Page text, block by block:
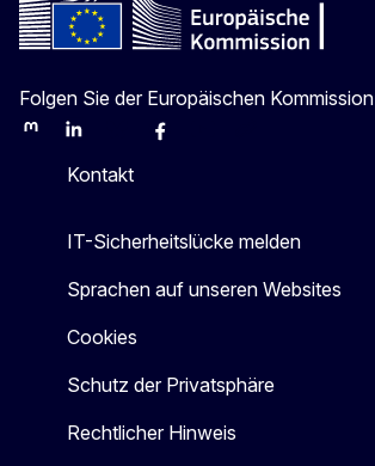
Folgen Sie der Europäischen Kommission
MastodonLinkedInBlueskyFacebook
Kontakt
IT-Sicherheitslücke melden
Sprachen auf unseren Websites
Cookies
Schutz der Privatsphäre
Rechtlicher Hinweis